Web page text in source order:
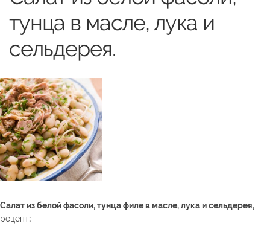
тунца в масле, лука и
сельдерея.
Салат из белой фасоли, тунца филе в масле, лука и сельдерея,
рецепт: